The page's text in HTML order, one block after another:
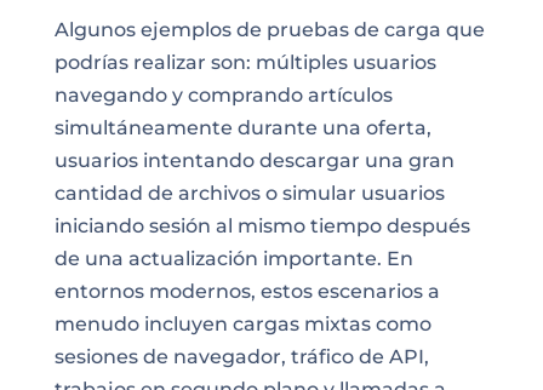
Algunos ejemplos de pruebas de carga que
podrías realizar son: múltiples usuarios
navegando y comprando artículos
simultáneamente durante una oferta,
usuarios intentando descargar una gran
cantidad de archivos o simular usuarios
iniciando sesión al mismo tiempo después
de una actualización importante. En
entornos modernos, estos escenarios a
menudo incluyen cargas mixtas como
sesiones de navegador, tráfico de API,